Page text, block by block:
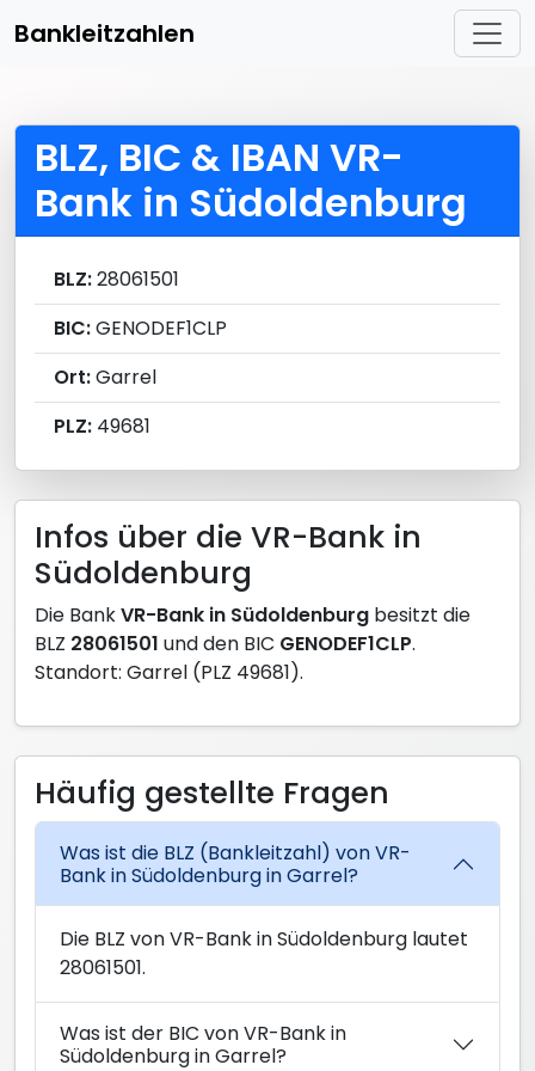
Bankleitzahlen
BLZ, BIC & IBAN VR-
Bank in Südoldenburg
BLZ:28061501
BIC:GENODEF1CLP
Ort:Garrel
PLZ: 49681
Infos über die VR-Bank in
Südoldenburg
Die BankVR-Bank in Südoldenburg besitzt die
BLZ 28061501 und den BIC GENODEF1CLP.
Standort: Garrel (PLZ 49681).
Häufig gestellte Fragen
Was ist die BLZ (Bankleitzahl) von VR-
Bank in Südoldenburg in Garrel?
Die BLZ von VR-Bank in Südoldenburg lautet
28061501.
Was ist der BIC von VR-Bank in
Südoldenburg in Garrel?